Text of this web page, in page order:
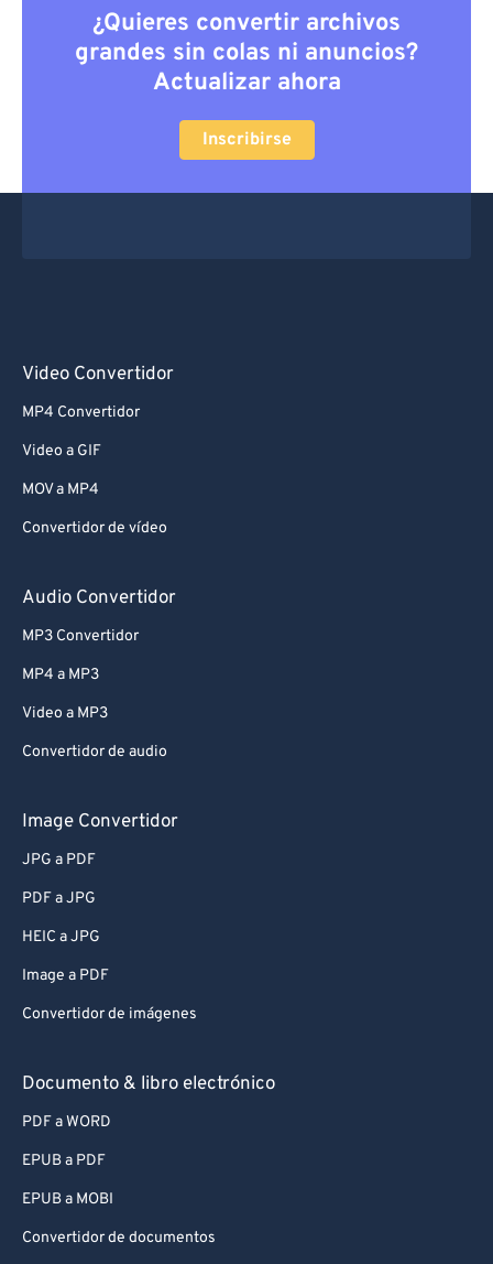
¿Quieres convertir archivos
grandes sin colas ni anuncios?
Actualizar ahora
Inscribirse
Video Convertidor
MP4 Convertidor
Video a GIF
MOV a MP4
Convertidor de vídeo
Audio Convertidor
MP3 Convertidor
MP4 a MP3
Video a MP3
Convertidor de audio
Image Convertidor
JPG a PDF
PDF a JPG
HEIC a JPG
Image a PDF
Convertidor de imágenes
Documento & libro electrónico
PDF a WORD
EPUB a PDF
EPUB a MOBI
Convertidor de documentos